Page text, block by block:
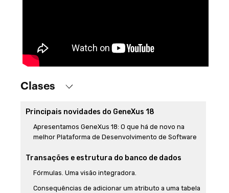
Clases
Principais novidades do GeneXus 18
Apresentamos GeneXus 18: O que há de novo na
melhor Plataforma de Desenvolvimento de Software
Transações e estrutura do banco de dados
Fórmulas. Uma visão integradora.
Consequências de adicionar um atributo a uma tabela